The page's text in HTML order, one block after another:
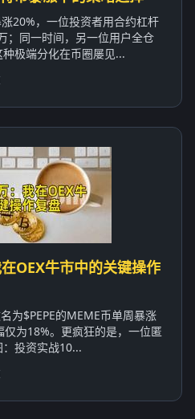
20%，一位投资者用合约杠杆
；同一时间，另一位用户全仓
极端分化在币圈屡见...
OEX牛市中的关键操作
为$PEPE的MEME币单周暴涨
为18%。更疯狂的是，一位匿
投资实战10...